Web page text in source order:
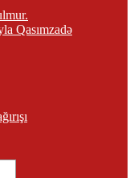
Qasımzadə